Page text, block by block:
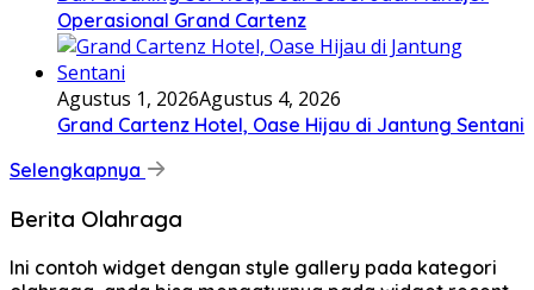
Operasional Grand Cartenz
Agustus 1, 2026Agustus 4, 2026
Grand Cartenz Hotel, Oase Hijau di Jantung Sentani
Selengkapnya
Berita Olahraga
Ini contoh widget dengan style gallery pada kategori